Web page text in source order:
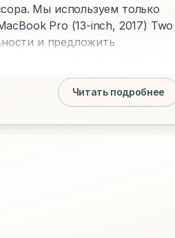
Мы используем только
Pro (13-inch, 2017) Two
и предложить
Читать подробнее